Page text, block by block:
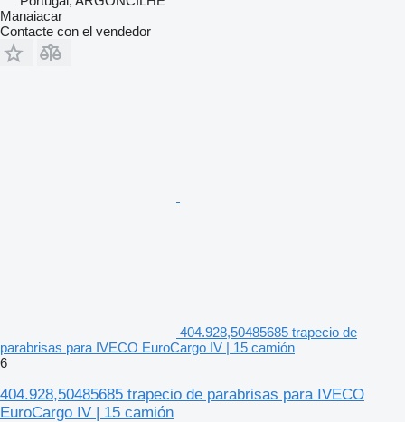
Manaiacar
Contacte con el vendedor
404.928,50485685 trapecio de
parabrisas para IVECO EuroCargo IV | 15 camión
6
404.928,50485685 trapecio de parabrisas para IVECO
EuroCargo IV | 15 camión